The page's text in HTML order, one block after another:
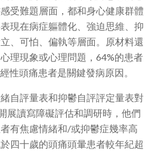
受難題層面，都和身心健康群體
現在病症軀體化、強迫思維、抑
、可怕、偏執等層面。原材料還
理現象或心理問題，64%的患者
性頭痛患者是關鍵發病原因。
自評量表和抑鬱自評評定量表對
展讀寫障礙評估和調研時，他們
有焦慮情緒和/或抑鬱症幾率高
四十歲的頭痛頭暈患者較年紀超